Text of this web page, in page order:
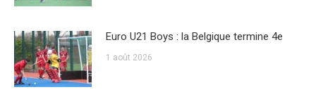
Euro U21 Boys : la Belgique termine 4e
1 août 2026